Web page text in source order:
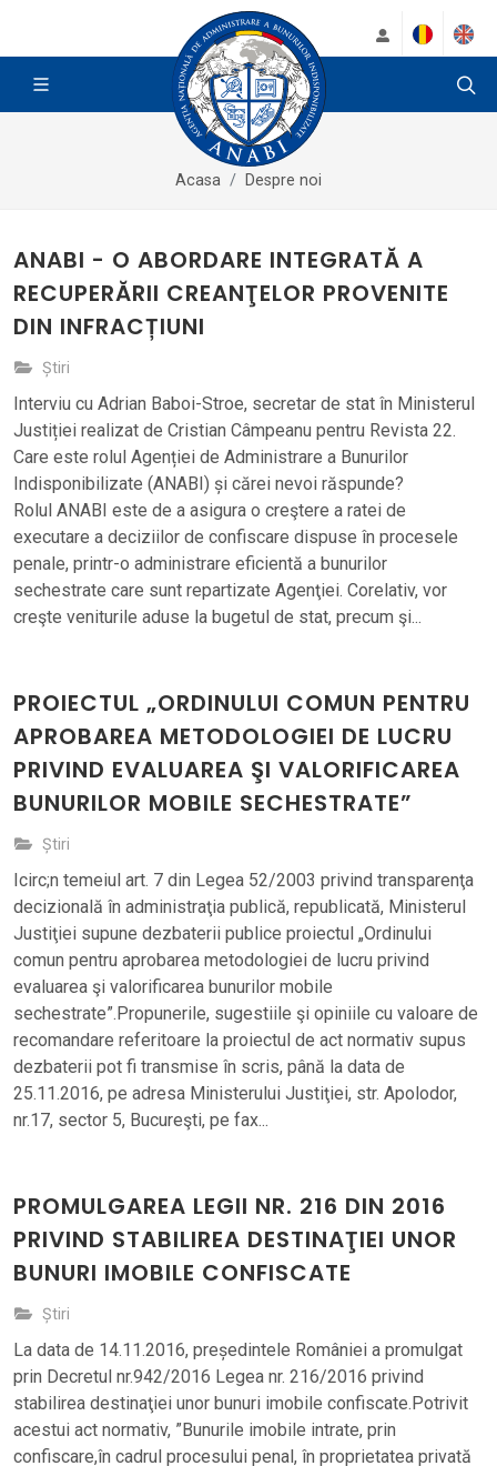
Acasa Despre noi
ANABI - O ABORDARE INTEGRATĂ A
RECUPERĂRII CREANŢELOR PROVENITE
DIN INFRACȚIUNI
Știri
Interviu cu Adrian Baboi-Stroe, secretar de stat în Ministerul
Justiției realizat de Cristian Câmpeanu pentru Revista 22.
Care este rolul Agenției de Administrare a Bunurilor
Indisponibilizate (ANABI) și cărei nevoi răspunde?
Rolul ANABI este de a asigura o creştere a ratei de
executare a deciziilor de confiscare dispuse în procesele
penale, printr-o administrare eficientă a bunurilor
sechestrate care sunt repartizate Agenţiei. Corelativ, vor
creşte veniturile aduse la bugetul de stat, precum şi...
PROIECTUL „ORDINULUI COMUN PENTRU
APROBAREA METODOLOGIEI DE LUCRU
PRIVIND EVALUAREA ŞI VALORIFICAREA
BUNURILOR MOBILE SECHESTRATE”
Știri
Icirc;n temeiul art. 7 din Legea 52/2003 privind transparenţa
decizională în administraţia publică, republicată, Ministerul
Justiţiei supune dezbaterii publice proiectul „Ordinului
comun pentru aprobarea metodologiei de lucru privind
evaluarea şi valorificarea bunurilor mobile
sechestrate”.Propunerile, sugestiile şi opiniile cu valoare de
recomandare referitoare la proiectul de act normativ supus
dezbaterii pot fi transmise în scris, până la data de
25.11.2016, pe adresa Ministerului Justiţiei, str. Apolodor,
nr.17, sector 5, Bucureşti, pe fax...
PROMULGAREA LEGII NR. 216 DIN 2016
PRIVIND STABILIREA DESTINAŢIEI UNOR
BUNURI IMOBILE CONFISCATE
Știri
La data de 14.11.2016, președintele României a promulgat
prin Decretul nr.942/2016 Legea nr. 216/2016 privind
stabilirea destinaţiei unor bunuri imobile confiscate.Potrivit
acestui act normativ, ”Bunurile imobile intrate, prin
confiscare,în cadrul procesului penal, în proprietatea privată